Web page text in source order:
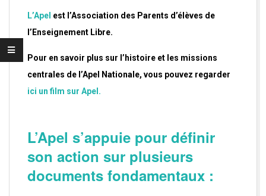
L’Apel est l’Association des Parents d’élèves de
l’Enseignement Libre.
Pour en savoir plus sur l’histoire et les missions
centrales de l’Apel Nationale, vous pouvez regarder
ici un film sur Apel.
L’Apel s’appuie pour définir
son action sur plusieurs
documents fondamentaux :